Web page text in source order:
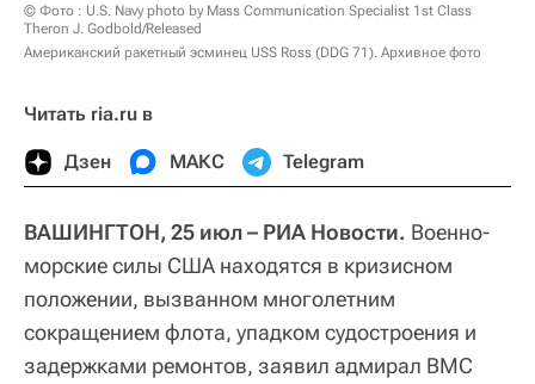
© Фото : U.S. Navy photo by Mass Communication Specialist 1st Class
Theron J. Godbold/Released
Американский ракетный эсминец USS Ross (DDG 71). Архивное фото
Читать ria.ru в
Дзен МАКС Telegram
ВАШИНГТОН, 25 июл – РИА Новости. Военно-
морские силы США находятся в кризисном
положении, вызванном многолетним
сокращением флота, упадком судостроения и
задержками ремонтов, заявил адмирал ВМС